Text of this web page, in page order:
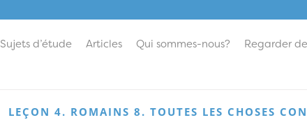
Sujets d’étude Articles Qui sommes-nous?
Regarder
LEÇON 4. ROMAINS 8. TOUTES LES CHOSES